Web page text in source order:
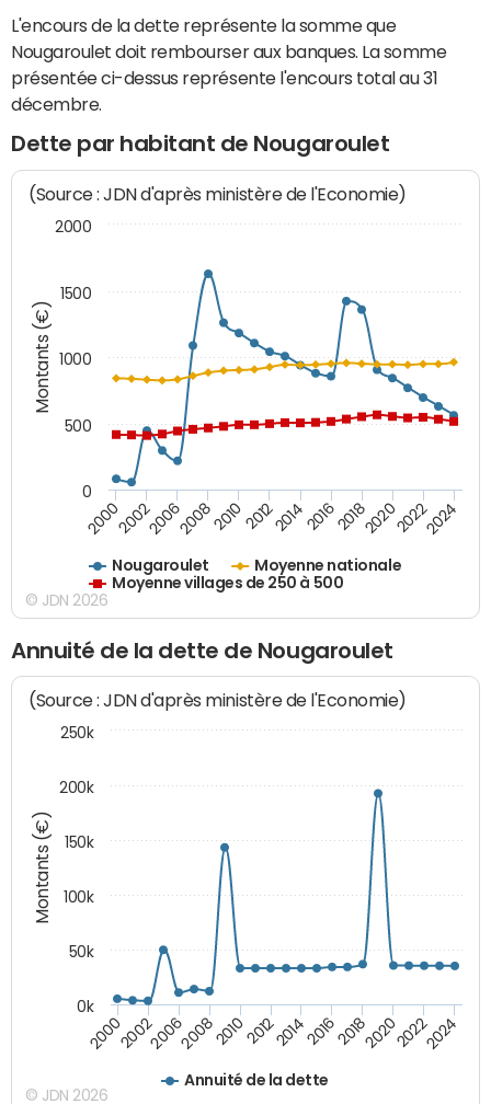
L'encours de la dette représente la somme que
Nougaroulet doit rembourser aux banques. La somme
présentée ci-dessus représente l'encours total au 31
décembre.
Dette par habitant de Nougaroulet
Montants (€)
(Source : JDN d'après ministère de l'Economie)
Nougaroulet
Moyenne nationale
Moyenne villages de 250 à 500
200020022006200820102012201420162018202020222024
0
500
1000
1500
2000
© JDN 2026
Annuité de la dette de Nougaroulet
Montants (€)
(Source : JDN d'après ministère de l'Economie)
Annuité de la dette
200020022006200820102012201420162018202020222024
0k
50k
100k
150k
200k
250k
© JDN 2026